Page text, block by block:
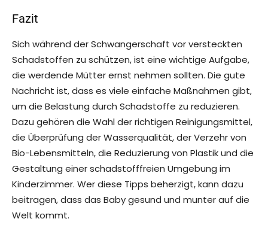
Fazit
Sich während der Schwangerschaft vor versteckten
Schadstoffen zu schützen, ist eine wichtige Aufgabe,
die werdende Mütter ernst nehmen sollten. Die gute
Nachricht ist, dass es viele einfache Maßnahmen gibt,
um die Belastung durch Schadstoffe zu reduzieren.
Dazu gehören die Wahl der richtigen Reinigungsmittel,
die Überprüfung der Wasserqualität, der Verzehr von
Bio-Lebensmitteln, die Reduzierung von Plastik und die
Gestaltung einer schadstofffreien Umgebung im
Kinderzimmer. Wer diese Tipps beherzigt, kann dazu
beitragen, dass das Baby gesund und munter auf die
Welt kommt.